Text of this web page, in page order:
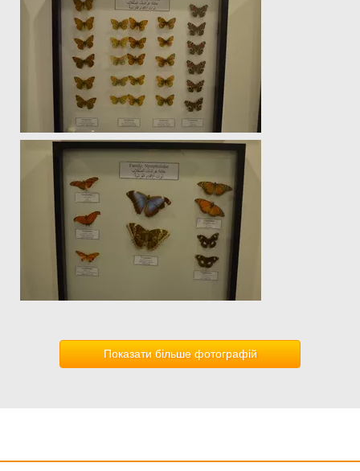
Показати більше фотографій